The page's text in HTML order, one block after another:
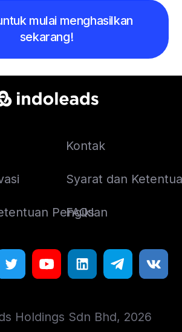
mulai menghasilkan
sekarang!
Kontak
Syarat dan
Pengiklan
FAQs
Holdings Sdn Bhd, 2026